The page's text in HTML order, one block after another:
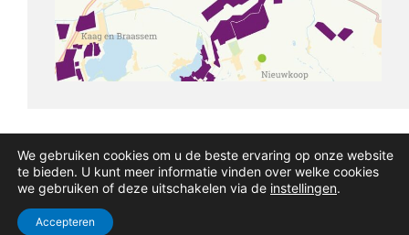
We gebruiken cookies om u de beste ervaring op onze website
te bieden. U kunt meer informatie vinden over welke cookies
we gebruiken of deze uitschakelen via de instellingen.
Accepteren